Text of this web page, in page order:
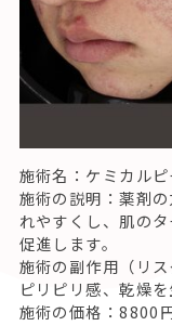
施術名： ケミカル
施術の説明：薬剤
れやすくし、肌の
促進します。
施術の副作用（リス
ピリピリ感、乾燥
施術の価格：8800